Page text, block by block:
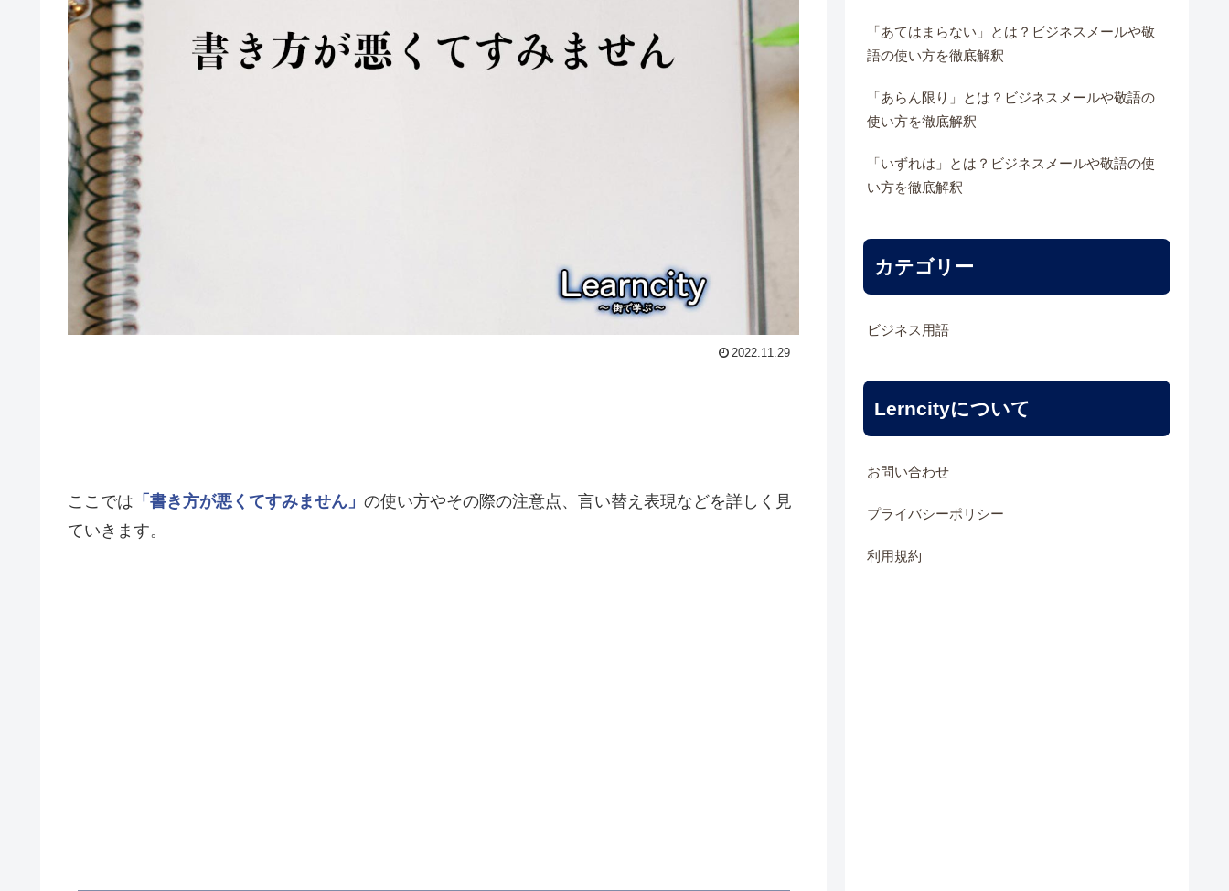
2022.11.29
ここでは 「書き方が悪くてすみません」 の使い方やその際の注意点、言い替え表現などを詳しく見
ていきます。
「あてはまらない」とは？ビジネスメールや敬
語の使い方を徹底解釈
「あらん限り」とは？ビジネスメールや敬語の
使い方を徹底解釈
「いずれは」とは？ビジネスメールや敬語の使
い方を徹底解釈
カテゴリー
ビジネス用語
Lerncityについて
お問い合わせ
プライバシーポリシー
利用規約